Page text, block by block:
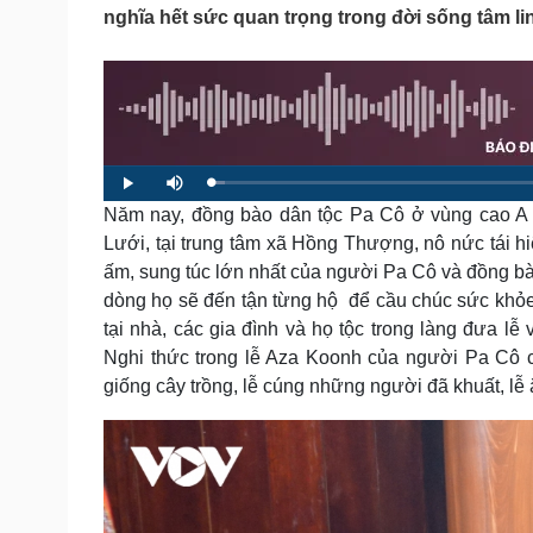
Tin nóng
Việt Nam
Sức khỏe
Cây thuốc
Sản phụ khoa
Nhi khoa
Nam khoa
Làm đẹp - giảm cân
Phòng mạch online
Ăn sạch sống khỏe
Đời sống
Blog
Tình yêu - Gia đình
Cải chính
nghĩa hết sức quan trọng trong đời sống tâm
P
l
a
y
M
u
t
e
L
o
a
d
d
1
.
7
4
Năm nay, đồng bào dân tộc Pa Cô ở vùng cao
Lưới, tại trung tâm xã Hồng Thượng, nô nức tái
ấm, sung túc lớn nhất của người Pa Cô và đồng
dòng họ sẽ đến tận từng hộ để cầu chúc sức
tại nhà, các gia đình và họ tộc trong làng đưa lễ
Nghi thức trong lễ Aza Koonh của người Pa
giống cây trồng, lễ cúng những người đã khuất, lễ